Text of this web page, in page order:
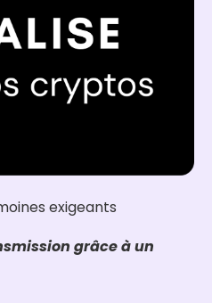
exigeants
grâce à un